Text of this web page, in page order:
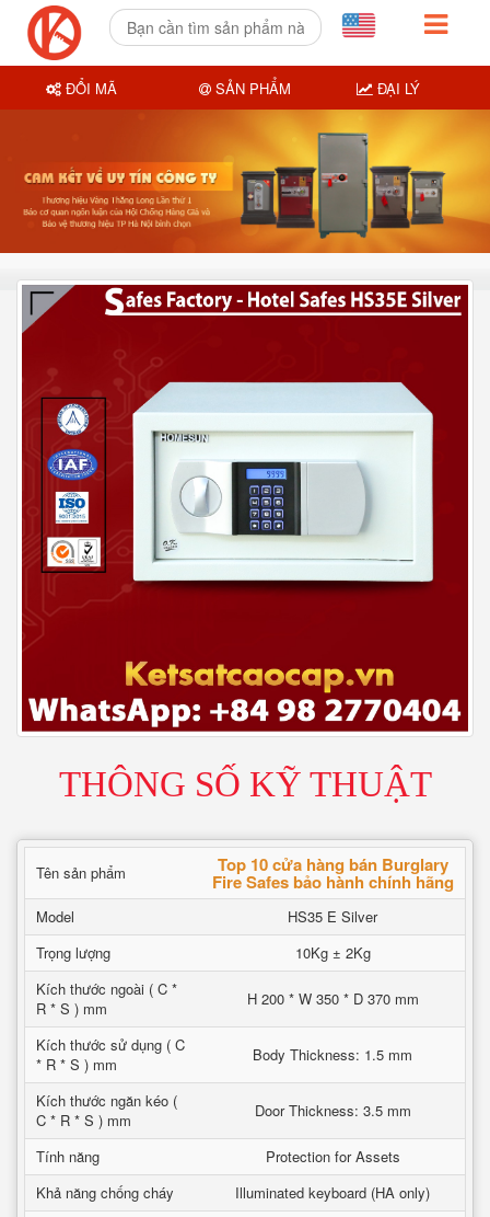
THÔNG SỐ KỸ THUẬT
Tên sản phẩm Top 10 cửa hàng bán Burglary
Fire Safes bảo hành chính hãng
Model
HS35 E Silver
Trọng lượng
10Kg ± 2Kg
Kích thước ngoài ( C *
R * S ) mm
H 200 * W 350 * D 370 mm
Kích thước sử dụng ( C
* R * S ) mm
Body Thickness: 1.5 mm
Kích thước ngăn kéo (
C * R * S ) mm
Door Thickness: 3.5 mm
Tính năng
Protection for Assets
Khả năng chống cháy
Illuminated keyboard (HA only)
ĐỔI MÃ SẢN PHẨM ĐẠI LÝ